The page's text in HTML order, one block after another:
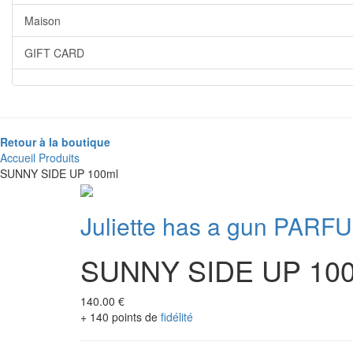
Maison
GIFT CARD
Retour à la boutique
Accueil Produits
SUNNY SIDE UP 100ml
Juliette has a gun
SUNNY SIDE UP
140.00 €
+ 140 points de fidélité